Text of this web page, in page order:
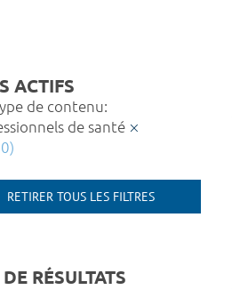
ACTIFS
de contenu:
de santé
RETIRER TOUS LES FILTRES
RÉSULTATS